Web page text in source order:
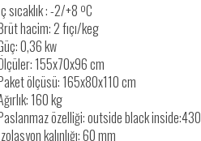
sıcaklık : -2/+8 ºC
hacim: 2 fıçı/keg
0,36 kw
155x70x96 cm
ölçüsü: 165x80x110 cm
160 kg
özelliği: outside black inside:430
kalınlığı: 60 mm